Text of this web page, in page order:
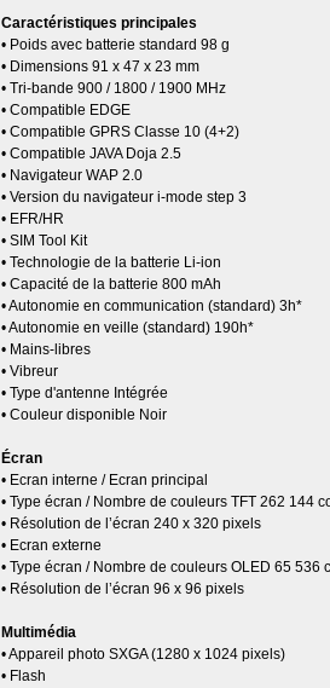
Caractéristiques principales
• Poids avec batterie standard 98 g
• Dimensions 91 x 47 x 23 mm
• Tri-bande 900 / 1800 / 1900 MHz
• Compatible EDGE
• Compatible GPRS Classe 10 (4+2)
• Compatible JAVA Doja 2.5
• Navigateur WAP 2.0
• Version du navigateur i-mode step 3
• EFR/HR
• SIM Tool Kit
• Technologie de la batterie Li-ion
• Capacité de la batterie 800 mAh
• Autonomie en communication (standard) 3h*
• Autonomie en veille (standard) 190h*
• Mains-libres
• Vibreur
• Type d'antenne Intégrée
• Couleur disponible Noir
Écran
• Ecran interne / Ecran principal
• Type écran / Nombre de couleurs TFT 262 144
• Résolution de l’écran 240 x 320 pixels
• Ecran externe
• Type écran / Nombre de couleurs OLED 65 536
• Résolution de l’écran 96 x 96 pixels
Multimédia
• Appareil photo SXGA (1280 x 1024 pixels)
• Flash